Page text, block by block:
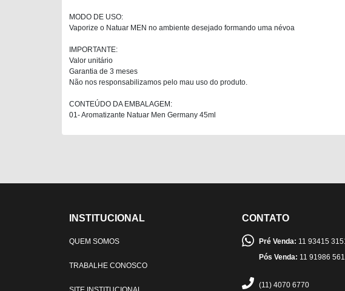
MODO DE USO:
Vaporize o Natuar MEN no ambiente desejado formando uma névoa
IMPORTANTE:
Valor unitário
Garantia de 3 meses
Não nos responsabilizamos pelo mau uso do produto.
CONTEÚDO DA EMBALAGEM:
01- Aromatizante Natuar Men Germany 45ml
INSTITUCIONAL
QUEM SOMOS
TRABALHE CONOSCO
CONTATO
Pré Venda: 11 93415
Pós Venda: 11 91986
(11) 4070 6770